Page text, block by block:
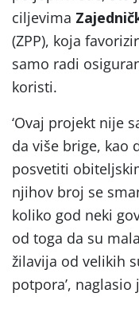
ciljevima
(ZPP), koja
samo radi
koristi.
‘Ovaj projekt nije
da više brige, kao
posvetiti
njihov broj se
koliko god neki
od toga da su
žilavija od velikih
potpora’, naglasio